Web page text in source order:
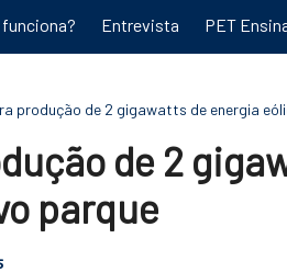
Entrevista PET
produção de 2 gigawatts de energia
de 2
parque